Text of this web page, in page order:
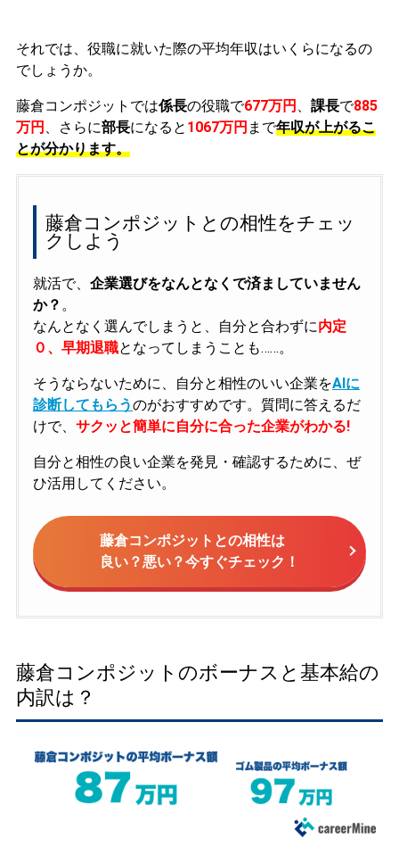
それでは、役職に就いた際の平均年収はいくらになるの
でしょうか。
藤倉コンポジットでは係長の役職で677万円 課長で885
万円
、さらに部長になると 1067万円 まで年収が上がるこ
とが分かります。
藤倉コンポジットとの相性をチェッ
クしよう
就活で、 企業選びをなんとなくで済ましていません
か？ 。
なんとなく選んでしまうと、自分と合わずに内定
０、早期退職となってしまうことも……。
そうならないために、自分と相性のいい企業をAIに
診断してもらうのがおすすめです。質問に答えるだ
けで、 サクッと簡単に自分に合った企業がわかる!
自分と相性の良い企業を発見・確認するために、ぜ
ひ活用してください。
藤倉コンポジットとの相性は
良い？悪い？今すぐチェック！
藤倉コンポジットのボーナスと基本給の
内訳は？